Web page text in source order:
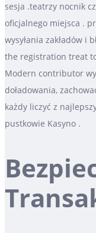
sesja .teatrzy nocnik
oficjalnego miejsca .
wysyłania zakładów i
the registration treat
Modern contributor
doładowania,
każdy liczyć z
pustkowie Kasyno .